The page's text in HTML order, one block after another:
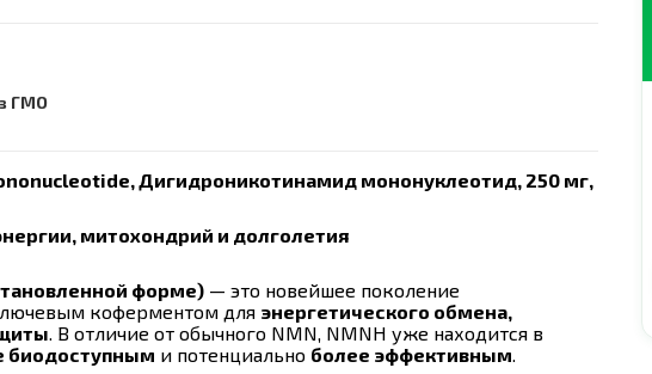
ГМО
Дигидроникотинамид мононуклеотид, 250 мг,
митохондрий и долголетия
форме) — это новейшее поколение
коферментом для энергетического обмена,
. В отличие от обычного NMN, NMNH уже находится в
биодоступным и потенциально более эффективным